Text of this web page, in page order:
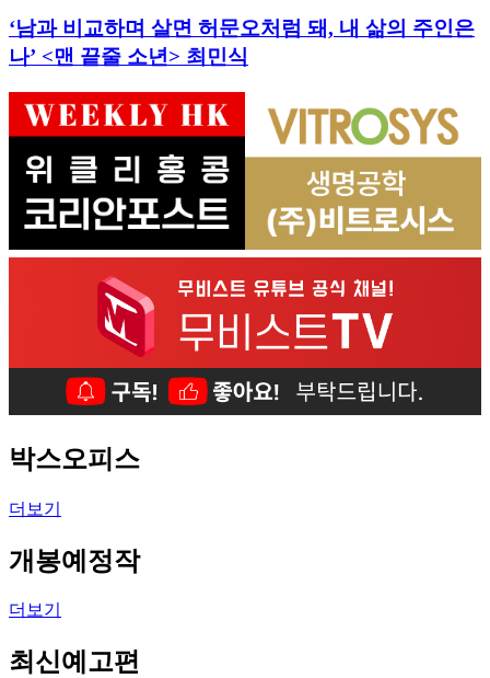
‘남과 비교하며 살면 허문오처럼 돼, 내 삶의 주인은
나’ <맨 끝줄 소년> 최민식
박스오피스
더보기
개봉예정작
더보기
최신예고편